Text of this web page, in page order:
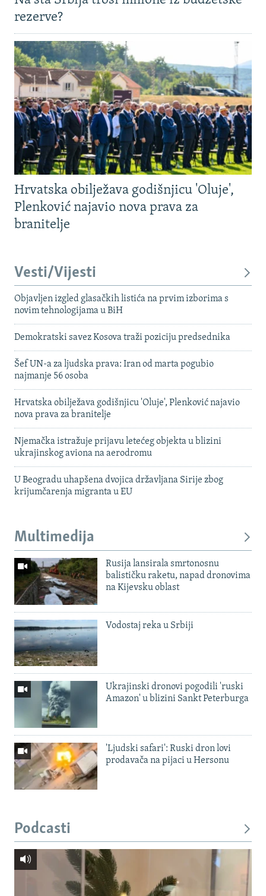
rezerve?
Hrvatska obilježava godišnjicu 'Oluje',
Plenković najavio nova prava za
branitelje
Vesti/Vijesti
Objavljen izgled glasačkih listića na prvim izborima s
novim tehnologijama u BiH
Demokratski savez Kosova traži poziciju predsednika
Šef UN-a za ljudska prava: Iran od marta pogubio
najmanje 56 osoba
Hrvatska obilježava godišnjicu 'Oluje', Plenković najavio
nova prava za branitelje
Njemačka istražuje prijavu letećeg objekta u blizini
ukrajinskog aviona na aerodromu
U Beogradu uhapšena dvojica državljana Sirije zbog
krijumčarenja migranta u EU
Multimedija
Rusija lansirala smrtonosnu
balističku raketu, napad dronovima
na Kijevsku oblast
Vodostaj reka u Srbiji
Ukrajinski dronovi pogodili 'ruski
Amazon' u blizini Sankt Peterburga
'Ljudski safari': Ruski dron lovi
prodavača na pijaci u Hersonu
Podcasti